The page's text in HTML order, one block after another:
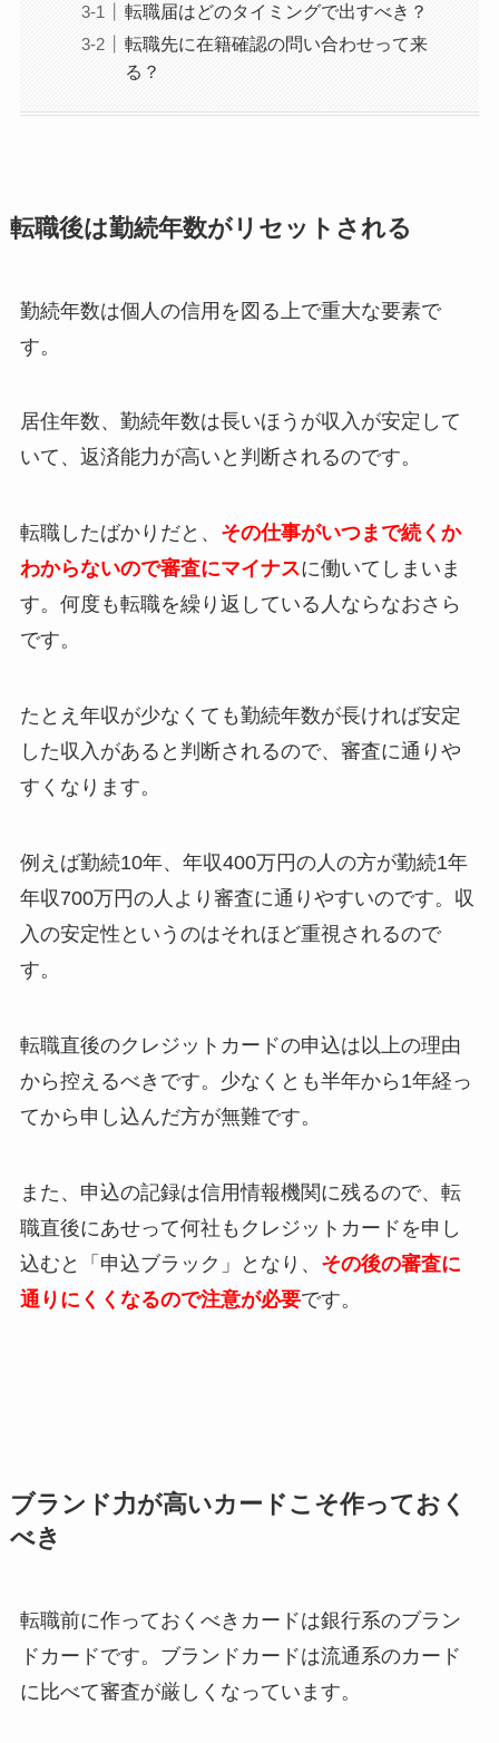
転職届はどのタイミングで出すべき？
転職先に在籍確認の問い合わせって来
る？
転職後は勤続年数がリセットされる
勤続年数は個人の信用を図る上で重大な要素で
す。
居住年数、勤続年数は長いほうが収入が安定して
いて、返済能力が高いと判断されるのです。
転職したばかりだと、 その仕事がいつまで続くか
わからないので審査にマイナスに働いてしまいま
す。何度も転職を繰り返している人ならなおさら
です。
たとえ年収が少なくても勤続年数が長ければ安定
した収入があると判断されるので、審査に通りや
すくなります。
例えば勤続10年、年収400万円の人の方が勤続1年
年収700万円の人より審査に通りやすいのです。収
入の安定性というのはそれほど重視されるので
す。
転職直後のクレジットカードの申込は以上の理由
から控えるべきです。少なくとも半年から1年経っ
てから申し込んだ方が無難です。
また、申込の記録は信用情報機関に残るので、転
職直後にあせって何社もクレジットカードを申し
込むと「申込ブラック」となり、 その後の審査に
通りにくくなるので注意が必要です。
ブランド力が高いカードこそ作っておく
べき
転職前に作っておくべきカードは銀行系のブラン
ドカードです。ブランドカードは流通系のカード
に比べて審査が厳しくなっています。